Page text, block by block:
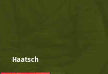
Haatsch